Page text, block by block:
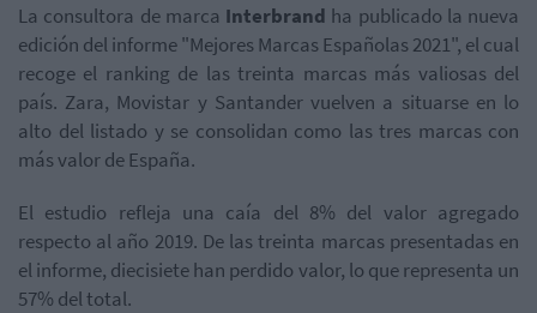
La consultora de marca Interbrand ha publicado la nueva
edición del informe "Mejores Marcas Españolas 2021", el cual
recoge el ranking de las treinta marcas más valiosas del
país. Zara, Movistar y Santander vuelven a situarse en lo
alto del listado y se consolidan como las tres marcas con
más valor de España.
El estudio refleja una caía del 8% del valor agregado
respecto al año 2019. De las treinta marcas presentadas en
el informe, diecisiete han perdido valor, lo que representa un
57% del total.